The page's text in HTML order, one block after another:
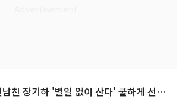
친 장기하 '별일 없이 산다' 쿨하게 선곡